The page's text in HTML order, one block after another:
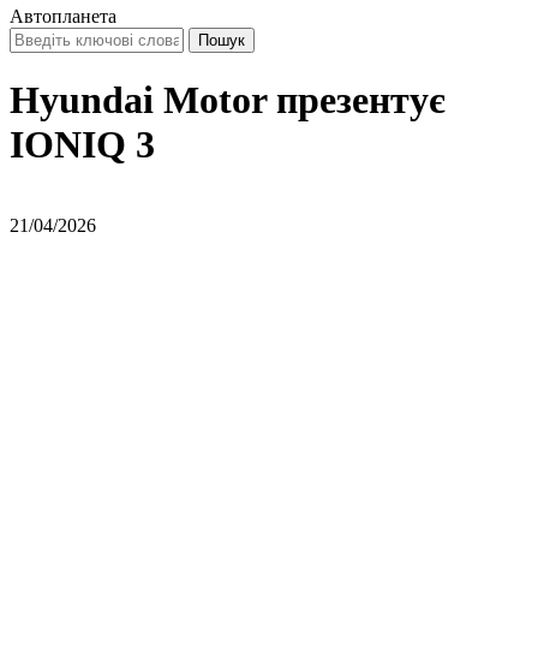
Автопланета
Hyundai Motor презентує
IONIQ 3
21/04/2026